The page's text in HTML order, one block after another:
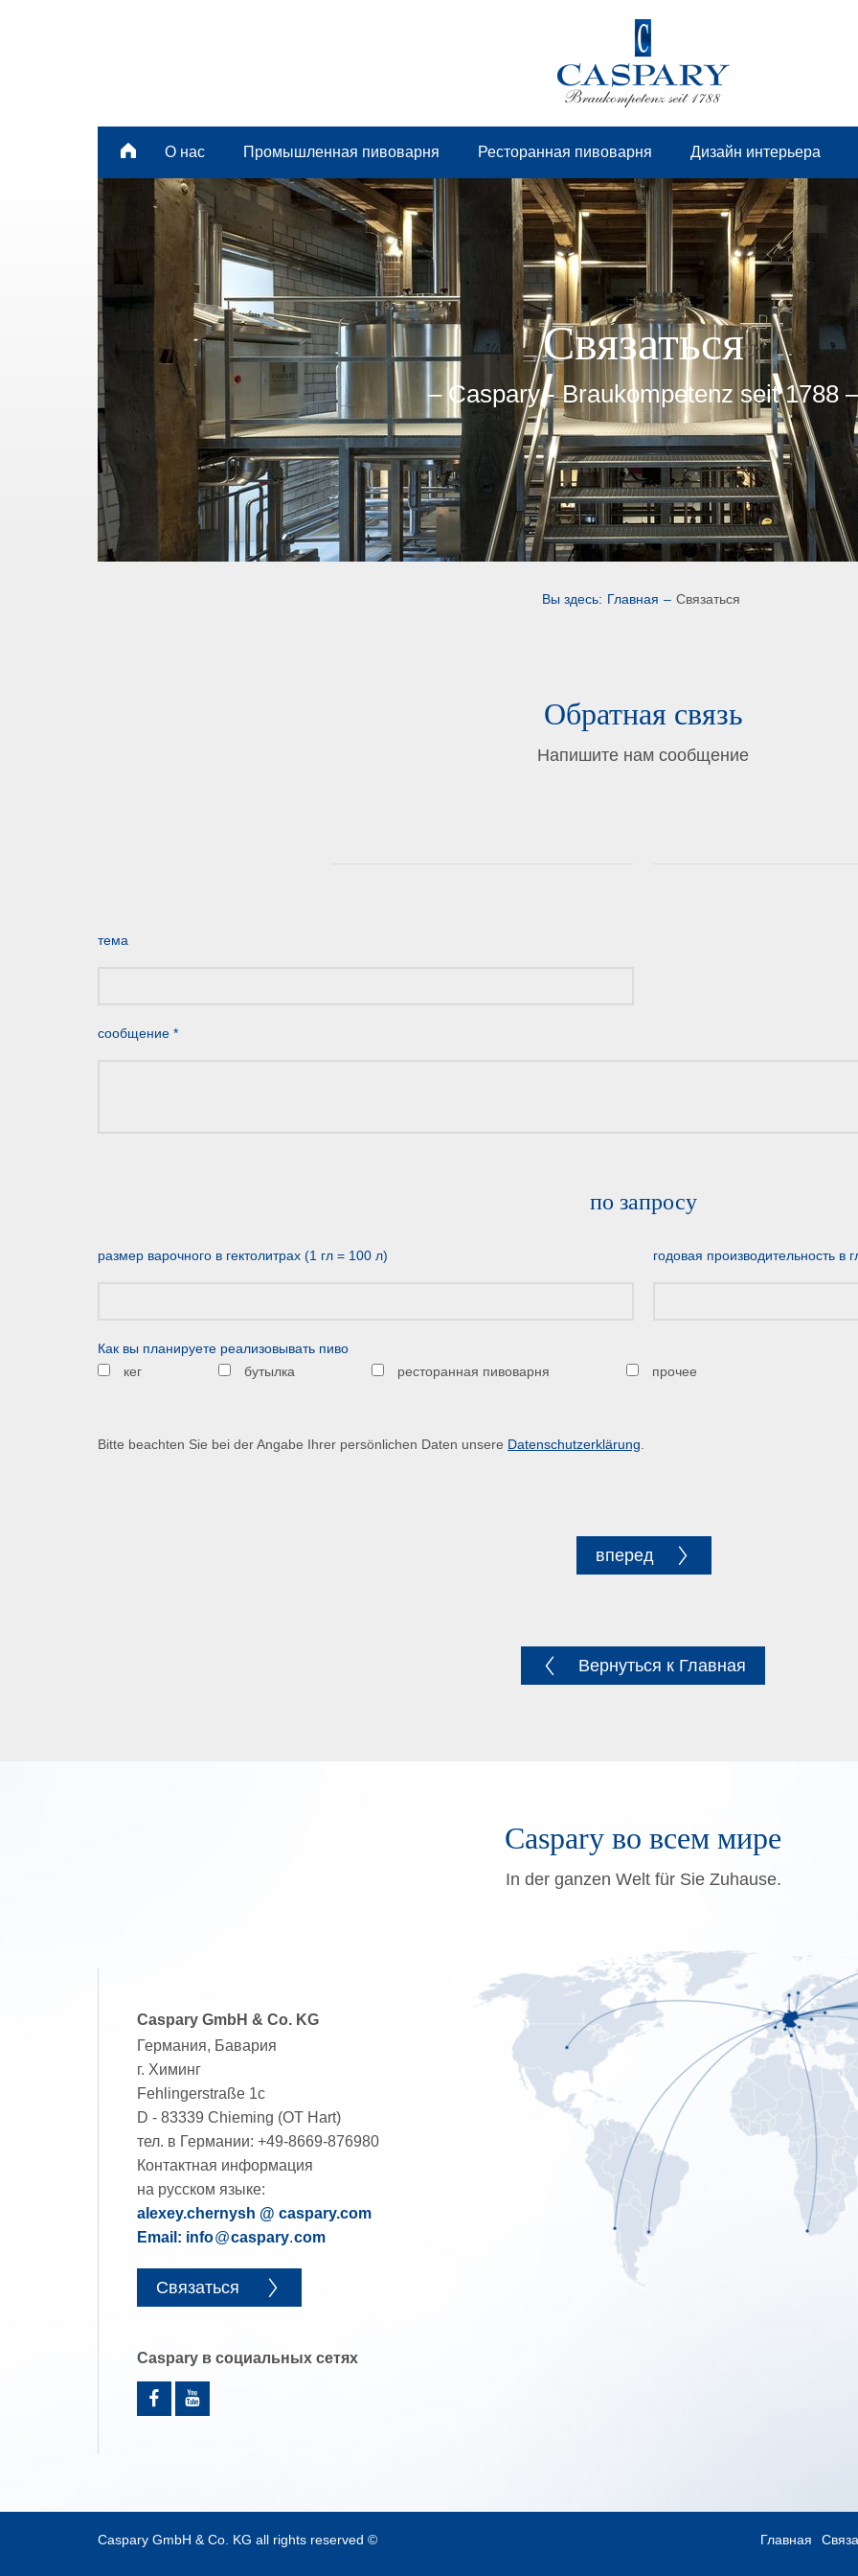
О нас Промышленная пивоварня Ресторанная пивоварня Дизайн интерьера
Связаться
– Caspary - Brau­kompetenz seit 1788 –
Вы здесь: Главная – Связаться
Обратная связь
Напишите нам сообщение
тема
сообщение *
по запросу
размер варочного в гектолитрах (1 гл = 100 л) годовая производительность в
Как вы планируете реализовывать пиво
кег
бутылка ресторанная пивоварня прочее
Bitte beachten Sie bei der Angabe Ihrer persönlichen Daten unsere Datenschutzerklärung
вперед
Вернуться к Главная
Caspary во всем мире
In der ganzen Welt für Sie Zuhause.
Caspary GmbH & Co. KG
Германия, Бавария
г. Химинг
Fehlingerstraße 1c
D - 83339 Chieming (OT Hart)
тел. в Германии: +49-8669-876980
Контактная информация
на русском языке:
alexey.chernysh @ caspary.com
Email: info@caspary.com
Связаться
Caspary в социальных сетях
Caspary GmbH & Co. KG all rights reserved © Главная